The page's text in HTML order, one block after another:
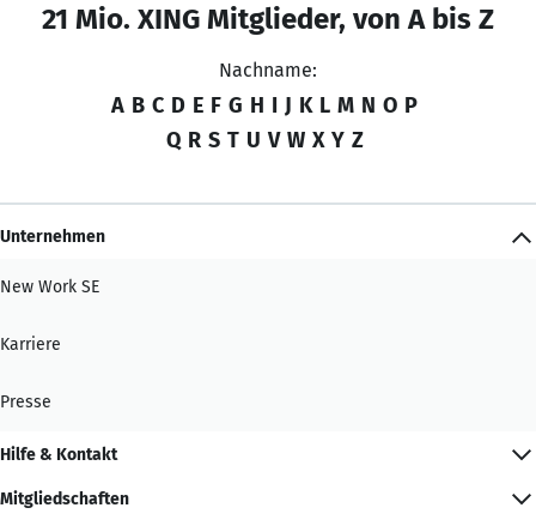
21 Mio. XING Mitglieder, von A bis Z
Nachname:
A B C D E F G H I J K L M N O P
Q R S T U V W X Y Z
Unternehmen
New Work SE
Karriere
Presse
Hilfe & Kontakt
Mitgliedschaften